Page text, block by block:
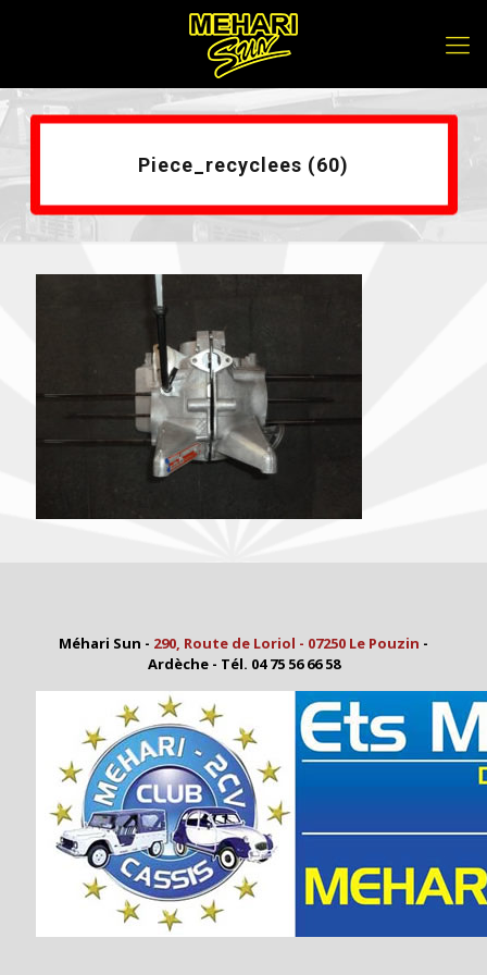
Piece_recyclees (60)
Méhari Sun - 290, Route de Loriol - 07250 Le Pouzin -
Ardèche - Tél. 04 75 56 66 58